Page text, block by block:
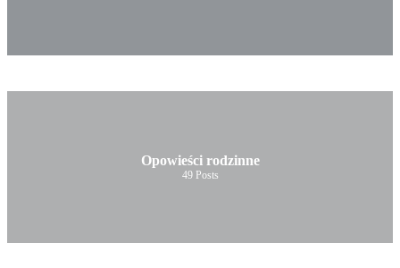
Opowieści rodzinne
49 Posts